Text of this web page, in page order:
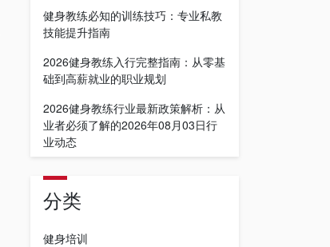
健身教练必知的训练技巧：专业私教
技能提升指南
2026健身教练入行完整指南：从零基
础到高薪就业的职业规划
2026健身教练行业最新政策解析：从
业者必须了解的2026年08月03日行
业动态
分类
健身培训